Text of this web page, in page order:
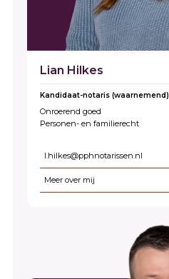
Lian Hilkes
Kandidaat-notaris (waarnemend)
Onroerend goed
Personen- en familierecht
l.hilkes@pphnotarissen.nl
Meer over mij